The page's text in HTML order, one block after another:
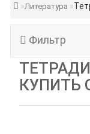
Литература
Фильтр
КУПИТЬ